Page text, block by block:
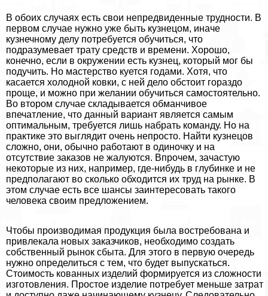
В обоих случаях есть свои непредвиденные трудности. В
первом случае нужно уже быть кузнецом, иначе
кузнечному делу потребуется обучиться, что
подразумевает трату средств и времени. Хорошо,
конечно, если в окружении есть кузнец, который мог бы
подучить. Но мастерство куется годами. Хотя, что
касается холодной ковки, с ней дело обстоит гораздо
проще, и можно при желании обучиться самостоятельно.
Во втором случае складывается обманчивое
впечатление, что данный вариант является самым
оптимальным, требуется лишь набрать комaнду. Но на
пpaктике это выглядит очень непросто. Найти кузнецов
сложно, они, обычно работают в одиночку и на
отсутствие заказов не жалуются. Впрочем, зачастую
некоторые из них, например, где-нибудь в глубинке и не
предполагают во сколько обходится их труд на рынке. В
этом случае есть все шансы заинтересовать такого
человека своим предложением.
Чтобы производимая продукция была востребована и
привлекала новых заказчиков, необходимо создать
собственный рынок сбыта. Для этого в первую очередь
нужно определиться с тем, что будет выпускаться.
Стоимость кованных изделий формируется из сложности
изготовления. Простое изделие потребует меньше затрат